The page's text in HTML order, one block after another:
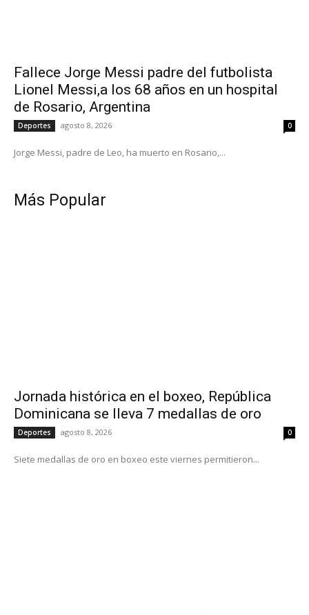
Fallece Jorge Messi padre del futbolista
Lionel Messi,a los 68 años en un hospital
de Rosario, Argentina
Deportes agosto 8, 2026 0
Jorge Messi, padre de Leo, ha muerto en Rosario,...
Más Popular
Jornada histórica en el boxeo, República
Dominicana se lleva 7 medallas de oro
Deportes agosto 8, 2026 0
Siete medallas de oro en boxeo este viernes permitieron...